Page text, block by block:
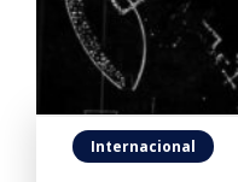
Internacional